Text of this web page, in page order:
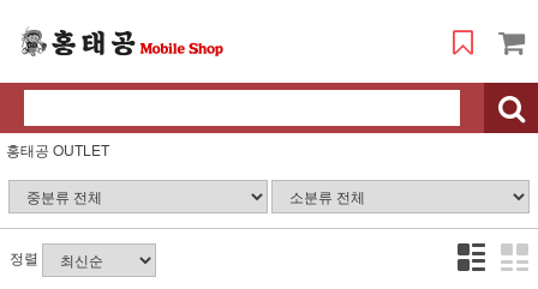
홍태공 OUTLET
정렬